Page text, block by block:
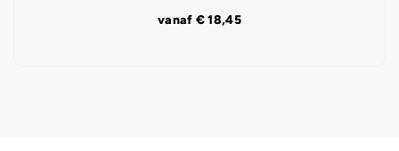
vanaf €18,45